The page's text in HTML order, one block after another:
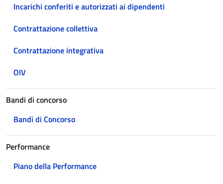
Incarichi conferiti e autorizzati ai dipendenti
Contrattazione collettiva
Contrattazione integrativa
OIV
Bandi di concorso
Bandi di Concorso
Performance
Piano della Performance